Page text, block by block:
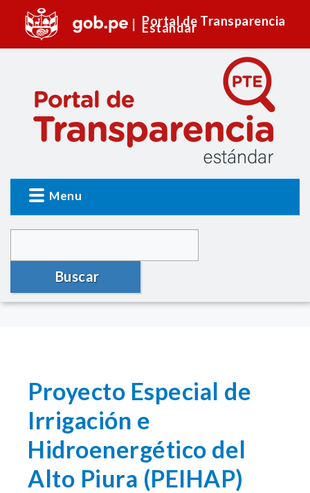
Portal de Transparencia
Estándar
Menu
Buscar
Proyecto Especial de
Irrigación e
Hidroenergético del
Alto Piura (PEIHAP)